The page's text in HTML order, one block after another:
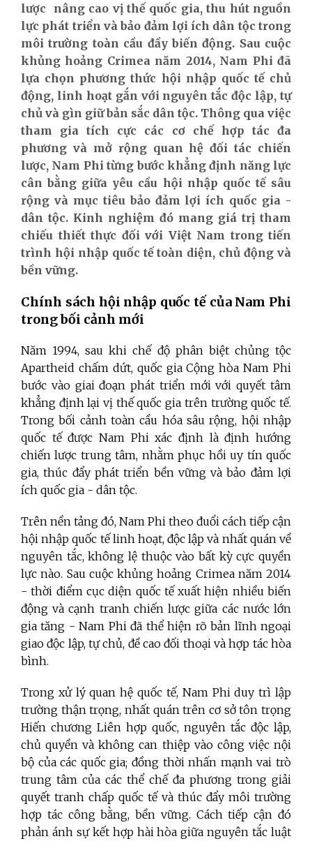
lược nâng cao vị thế quốc gia, thu hút nguồn
lực phát triển và bảo đảm lợi ích dân tộc trong
môi trường toàn cầu đầy biến động. Sau cuộc
khủng hoảng Crimea năm 2014, Nam Phi đã
lựa chọn phương thức hội nhập quốc tế chủ
động, linh hoạt gắn với nguyên tắc độc lập, tự
chủ và gìn giữ bản sắc dân tộc. Thông qua việc
tham gia tích cực các cơ chế hợp tác đa
phương và mở rộng quan hệ đối tác chiến
lược, Nam Phi từng bước khẳng định năng lực
cân bằng giữa yêu cầu hội nhập quốc tế sâu
rộng và mục tiêu bảo đảm lợi ích quốc gia -
dân tộc. Kinh nghiệm đó mang giá trị tham
chiếu thiết thực đối với Việt Nam trong tiến
trình hội nhập quốc tế toàn diện, chủ động và
bền vững.
Chính sách hội nhập quốc tế của Nam Phi
trong bối cảnh mới
Năm 1994, sau khi chế độ phân biệt chủng tộc
Apartheid chấm dứt, quốc gia Cộng hòa Nam Phi
bước vào giai đoạn phát triển mới với quyết tâm
khẳng định lại vị thế quốc gia trên trường quốc tế.
Trong bối cảnh toàn cầu hóa sâu rộng, hội nhập
quốc tế được Nam Phi xác định là định hướng
chiến lược trung tâm, nhằm phục hồi uy tín quốc
gia, thúc đẩy phát triển bền vững và bảo đảm lợi
ích quốc gia - dân tộc.
Trên nền tảng đó, Nam Phi theo đuổi cách tiếp cận
hội nhập quốc tế linh hoạt, độc lập và nhất quán về
nguyên tắc, không lệ thuộc vào bất kỳ cực quyền
lực nào. Sau cuộc khủng hoảng Crimea năm 2014
- thời điểm cục diện quốc tế xuất hiện nhiều biến
động và cạnh tranh chiến lược giữa các nước lớn
gia tăng - Nam Phi đã thể hiện rõ bản lĩnh ngoại
giao độc lập, tự chủ, đề cao đối thoại và hợp tác hòa
bình.
Trong xử lý quan hệ quốc tế, Nam Phi duy trì lập
trường thận trọng, nhất quán trên cơ sở tôn trọng
Hiến chương Liên hợp quốc, nguyên tắc độc lập,
chủ quyền và không can thiệp vào công việc nội
bộ của các quốc gia; đồng thời nhấn mạnh vai trò
trung tâm của các thể chế đa phương trong giải
quyết tranh chấp quốc tế và thúc đẩy môi trường
hợp tác công bằng, bền vững. Cách tiếp cận đó
phản ánh sự kết hợp hài hòa giữa nguyên tắc luật